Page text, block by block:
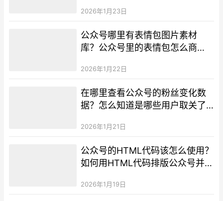
2026年1月23日
公众号哪里有表情包图片素材
库？公众号里的表情包怎么商
2026年1月22日
在哪里查看公众号的粉丝变化数
据？怎么知道是哪些用户取关了
2026年1月21日
公众号的HTML代码该怎么使用？
如何用HTML代码排版公众号并预
2026年1月19日